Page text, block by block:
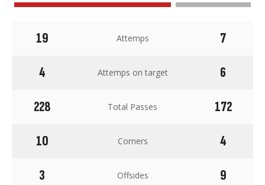
19 Attemps
7
4
Attemps on target
6
228
Total Passes
172
10
Corners
4
3
Offsides
9